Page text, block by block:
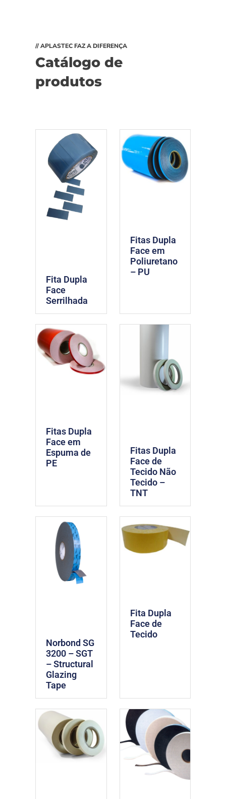
// APLASTEC FAZ A DIFERENÇA
Catálogo de
produtos
Fita Dupla
Face
Serrilhada
Fitas Dupla
Face em
Poliuretano
– PU
Fitas Dupla
Face em
Espuma de
PE
Fitas Dupla
Face de
Tecido Não
Tecido –
TNT
Norbond SG
3200 – SGT
– Structural
Glazing
Tape
Fita Dupla
Face de
Tecido